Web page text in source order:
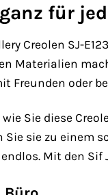
für
Creolen SJ-
Materialien
Freunden oder
Sie diese
Sie sie zu einem
Mit den Sif